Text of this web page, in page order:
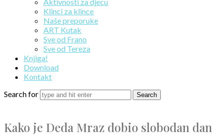
Aktivnosti za djecu
Klinci za klince
Naše preporuke
ART Kutak
Sve od Frano
Sve od Tereza
Knjiga!
Download
Kontakt
Search for
Kako je Deda Mraz dobio slobodan dan